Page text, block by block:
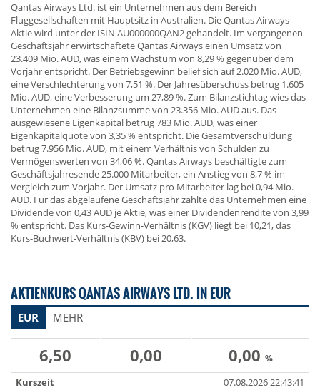
Qantas Airways Ltd. ist ein Unternehmen aus dem Bereich
Fluggesellschaften mit Hauptsitz in Australien. Die Qantas Airways
Aktie wird unter der ISIN AU000000QAN2 gehandelt. Im vergangenen
Geschäftsjahr erwirtschaftete Qantas Airways einen Umsatz von
23.409 Mio. AUD, was einem Wachstum von 8,29 % gegenüber dem
Vorjahr entspricht. Der Betriebsgewinn belief sich auf 2.020 Mio. AUD,
eine Verschlechterung von 7,51 %. Der Jahresüberschuss betrug 1.605
Mio. AUD, eine Verbesserung um 27,89 %. Zum Bilanzstichtag wies das
Unternehmen eine Bilanzsumme von 23.356 Mio. AUD aus. Das
ausgewiesene Eigenkapital betrug 783 Mio. AUD, was einer
Eigenkapitalquote von 3,35 % entspricht. Die Gesamtverschuldung
betrug 7.956 Mio. AUD, mit einem Verhältnis von Schulden zu
Vermögenswerten von 34,06 %. Qantas Airways beschäftigte zum
Geschäftsjahresende 25.000 Mitarbeiter, ein Anstieg von 8,7 % im
Vergleich zum Vorjahr. Der Umsatz pro Mitarbeiter lag bei 0,94 Mio.
AUD. Für das abgelaufene Geschäftsjahr zahlte das Unternehmen eine
Dividende von 0,43 AUD je Aktie, was einer Dividendenrendite von 3,99
% entspricht. Das Kurs-Gewinn-Verhältnis (KGV) liegt bei 10,21, das
Kurs-Buchwert-Verhältnis (KBV) bei 20,63.
AKTIENKURS QANTAS AIRWAYS LTD. IN EUR
EUR MEHR
6,50 0,00 0,00 %
Kurszeit 07.08.2026 22:43:41